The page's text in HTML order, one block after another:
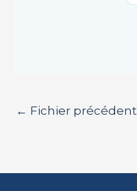
← Fichier précédent